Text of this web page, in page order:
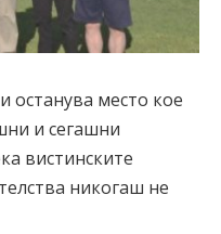
останува место кое
и сегашни
вистинските
никогаш не